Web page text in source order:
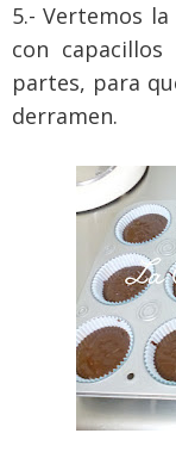
5.- Vertemos
con
partes, para
derramen.